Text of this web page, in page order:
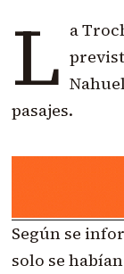
L a
pasajes.
Según se
solo se